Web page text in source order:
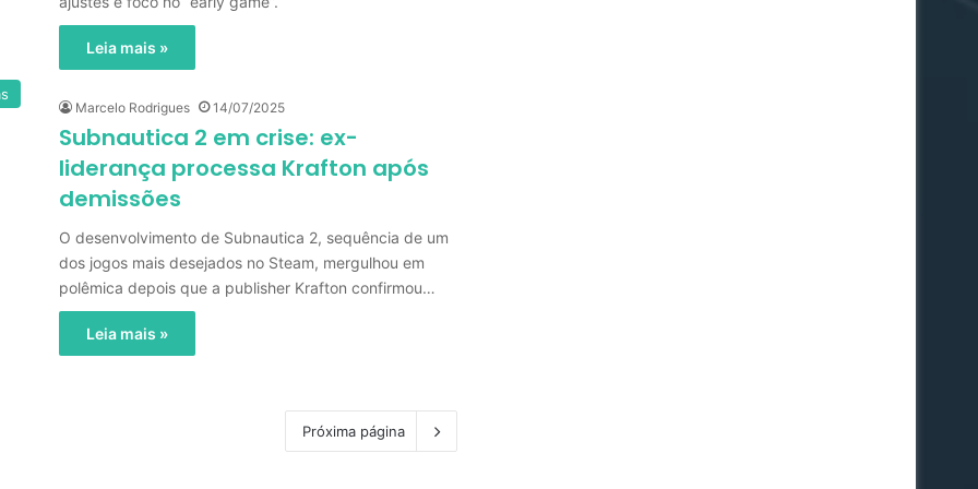
Leia mais »
Marcelo Rodrigues 14/07/2025
Subnautica 2 em crise: ex-
liderança processa Krafton após
demissões
O desenvolvimento de Subnautica 2, sequência de um
dos jogos mais desejados no Steam, mergulhou em
polêmica depois que a publisher Krafton confirmou…
Leia mais »
Próxima página